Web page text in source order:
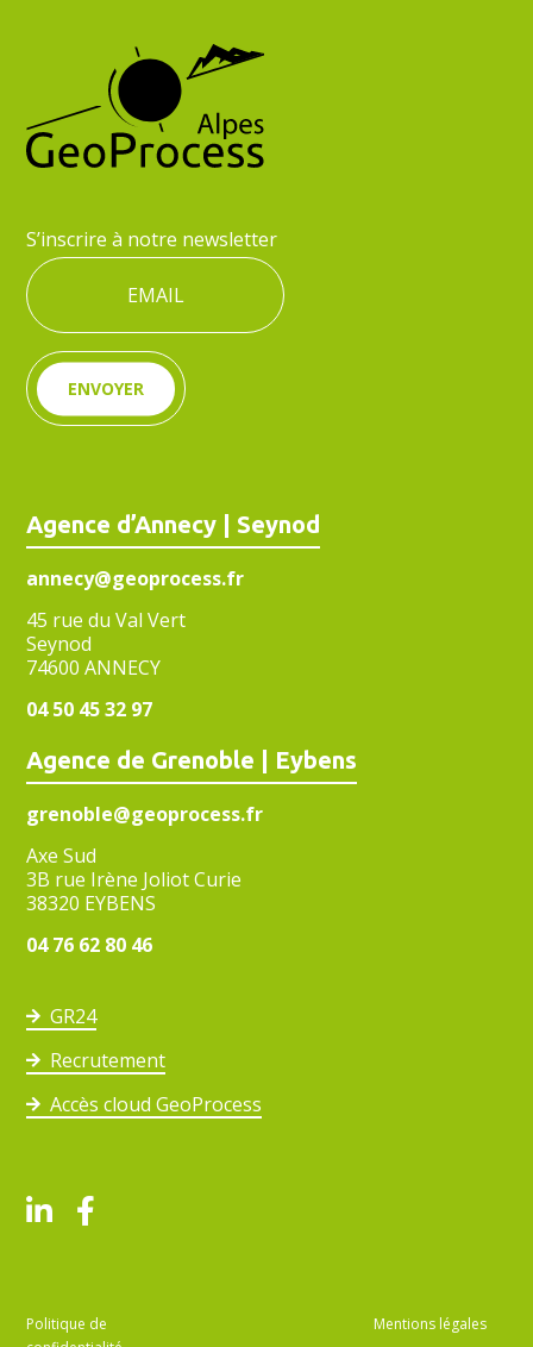
S’inscrire à notre newsletter
ENVOYER
Agence d’Annecy | Seynod
annecy@geoprocess.fr
45 rue du Val Vert
Seynod
74600 ANNECY
04 50 45 32 97
Agence de Grenoble | Eybens
grenoble@geoprocess.fr
Axe Sud
3B rue Irène Joliot Curie
38320 EYBENS
04 76 62 80 46
GR24
Recrutement
Accès cloud GeoProcess
Politique de
Mentions légales